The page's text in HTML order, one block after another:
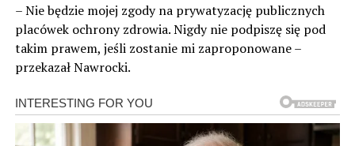
– Nie będzie mojej zgody na prywatyzację publicznych
placówek ochrony zdrowia. Nigdy nie podpiszę się pod
takim prawem, jeśli zostanie mi zaproponowane –
przekazał Nawrocki.